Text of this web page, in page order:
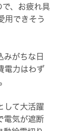
、お疲れ具
用できそう
みがちな日
電力はわず
して大活躍
電気が遮断